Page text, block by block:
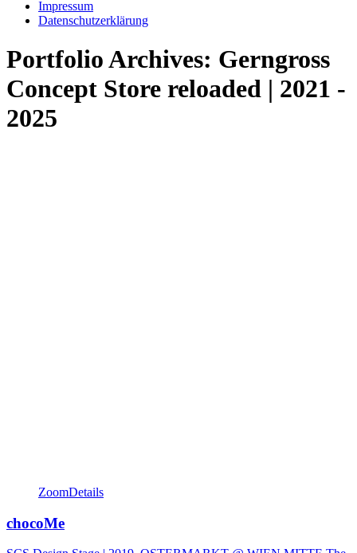
Impressum
Datenschutzerklärung
Portfolio Archives: Gerngross
Concept Store reloaded | 2021 -
2025
ZoomDetails
chocoMe